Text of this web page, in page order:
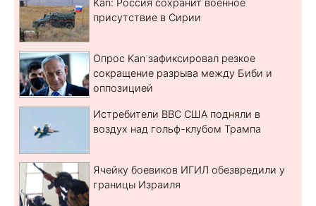
присутствие в Сирии
Опрос Kan зафиксировал резкое
сокращение разрыва между Биби и
оппозицией
Истребители ВВС США подняли в
воздух над гольф-клубом Трампа
Ячейку боевиков ИГИЛ обезвредили у
границы Израиля